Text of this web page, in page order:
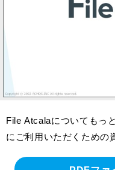
File Atcalaについてもっ
にご利用いただくための